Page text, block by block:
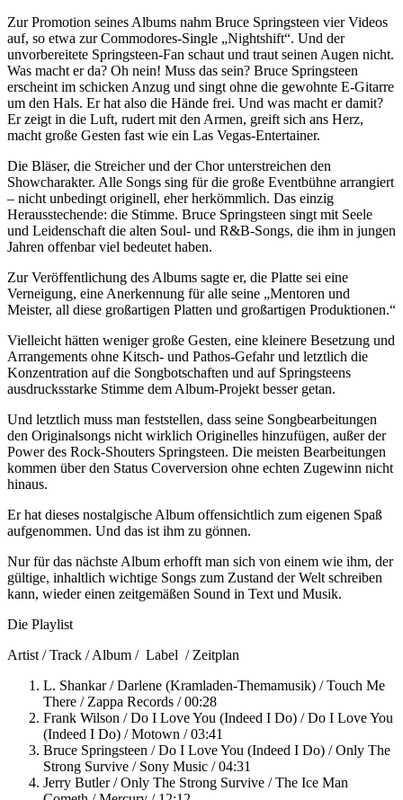
Zur Promotion seines Albums nahm Bruce Springsteen vier Videos
auf, so etwa zur Commodores-Single „Nightshift“. Und der
unvorbereitete Springsteen-Fan schaut und traut seinen Augen nicht.
Was macht er da? Oh nein! Muss das sein? Bruce Springsteen
erscheint im schicken Anzug und singt ohne die gewohnte E-Gitarre
um den Hals. Er hat also die Hände frei. Und was macht er damit?
Er zeigt in die Luft, rudert mit den Armen, greift sich ans Herz,
macht große Gesten fast wie ein Las Vegas-Entertainer.
Die Bläser, die Streicher und der Chor unterstreichen den
Showcharakter. Alle Songs sing für die große Eventbühne arrangiert
– nicht unbedingt originell, eher herkömmlich. Das einzig
Herausstechende: die Stimme. Bruce Springsteen singt mit Seele
und Leidenschaft die alten Soul- und R&B-Songs, die ihm in jungen
Jahren offenbar viel bedeutet haben.
Zur Veröffentlichung des Albums sagte er, die Platte sei eine
Verneigung, eine Anerkennung für alle seine „Mentoren und
Meister, all diese großartigen Platten und großartigen Produktionen.“
Vielleicht hätten weniger große Gesten, eine kleinere Besetzung und
Arrangements ohne Kitsch- und Pathos-Gefahr und letztlich die
Konzentration auf die Songbotschaften und auf Springsteens
ausdrucksstarke Stimme dem Album-Projekt besser getan.
Und letztlich muss man feststellen, dass seine Songbearbeitungen
den Originalsongs nicht wirklich Originelles hinzufügen, außer der
Power des Rock-Shouters Springsteen. Die meisten Bearbeitungen
kommen über den Status Coverversion ohne echten Zugewinn nicht
hinaus.
Er hat dieses nostalgische Album offensichtlich zum eigenen Spaß
aufgenommen. Und das ist ihm zu gönnen.
Nur für das nächste Album erhofft man sich von einem wie ihm, der
gültige, inhaltlich wichtige Songs zum Zustand der Welt schreiben
kann, wieder einen zeitgemäßen Sound in Text und Musik.
Die Playlist
Artist / Track / Album / Label / Zeitplan
L. Shankar / Darlene (Kramladen-Themamusik) / Touch Me
There / Zappa Records / 00:28
Frank Wilson / Do I Love You (Indeed I Do) / Do I Love You
(Indeed I Do) / Motown / 03:41
Bruce Springsteen / Do I Love You (Indeed I Do) / Only The
Strong Survive / Sony Music / 04:31
Jerry Butler / Only The Strong Survive / The Ice Man